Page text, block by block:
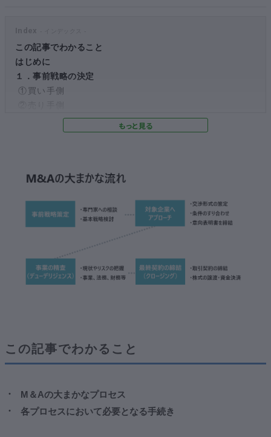
この記事でわかること
はじめに
１．事前戦略の決定
①買い手側
２．対象企業へのアプローチ
①相対形式
①事業
４．最終契約の締結（クロージング）
この記事でわかること
M＆Aの大まかなプロセス
各プロセスにおいて必要となる手続き